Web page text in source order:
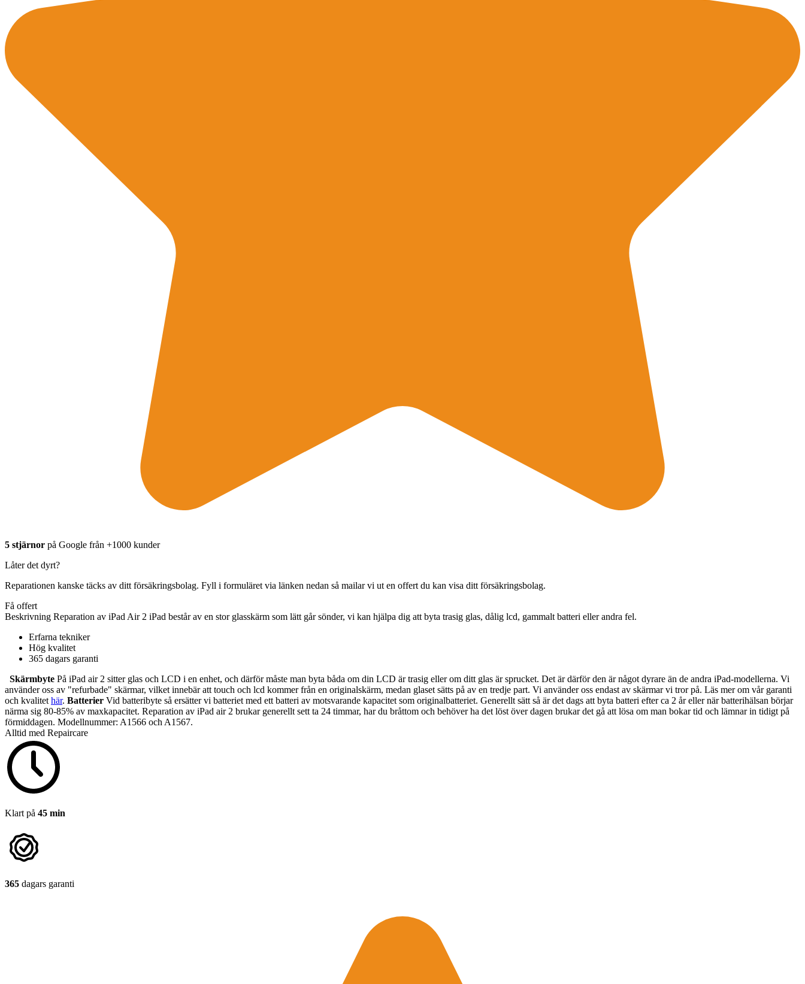
5 stjärnor på Google från +1000 kunder
Låter det dyrt?
Reparationen kanske täcks av ditt försäkringsbolag. Fyll i formuläret via länken nedan så mailar vi ut en offert du kan visa ditt försäkringsbolag.
Få offert
Beskrivning Reparation av iPad Air 2 iPad består av en stor glasskärm som lätt går sönder, vi kan hjälpa dig att byta trasig glas, dålig lcd, gammalt batteri eller andra fel.
Erfarna tekniker
Hög kvalitet
365 dagars garanti
Skärmbyte På iPad air 2 sitter glas och LCD i en enhet, och därför måste man byta båda om din LCD är trasig eller om ditt glas är sprucket. Det är därför den är något dyrare än de andra iPad-modellerna. Vi
använder oss av "refurbade" skärmar, vilket innebär att touch och lcd kommer från en originalskärm, medan glaset sätts på av en tredje part. Vi använder oss endast av skärmar vi tror på. Läs mer om vår garanti
och kvalitet här. Batterier Vid batteribyte så ersätter vi batteriet med ett batteri av motsvarande kapacitet som originalbatteriet. Generellt sätt så är det dags att byta batteri efter ca 2 år eller när batterihälsan börjar
närma sig 80-85% av maxkapacitet. Reparation av iPad air 2 brukar generellt sett ta 24 timmar, har du bråttom och behöver ha det löst över dagen brukar det gå att lösa om man bokar tid och lämnar in tidigt på
förmiddagen. Modellnummer: A1566 och A1567.
Alltid med Repaircare
Klart på 45 min
365 dagars garanti